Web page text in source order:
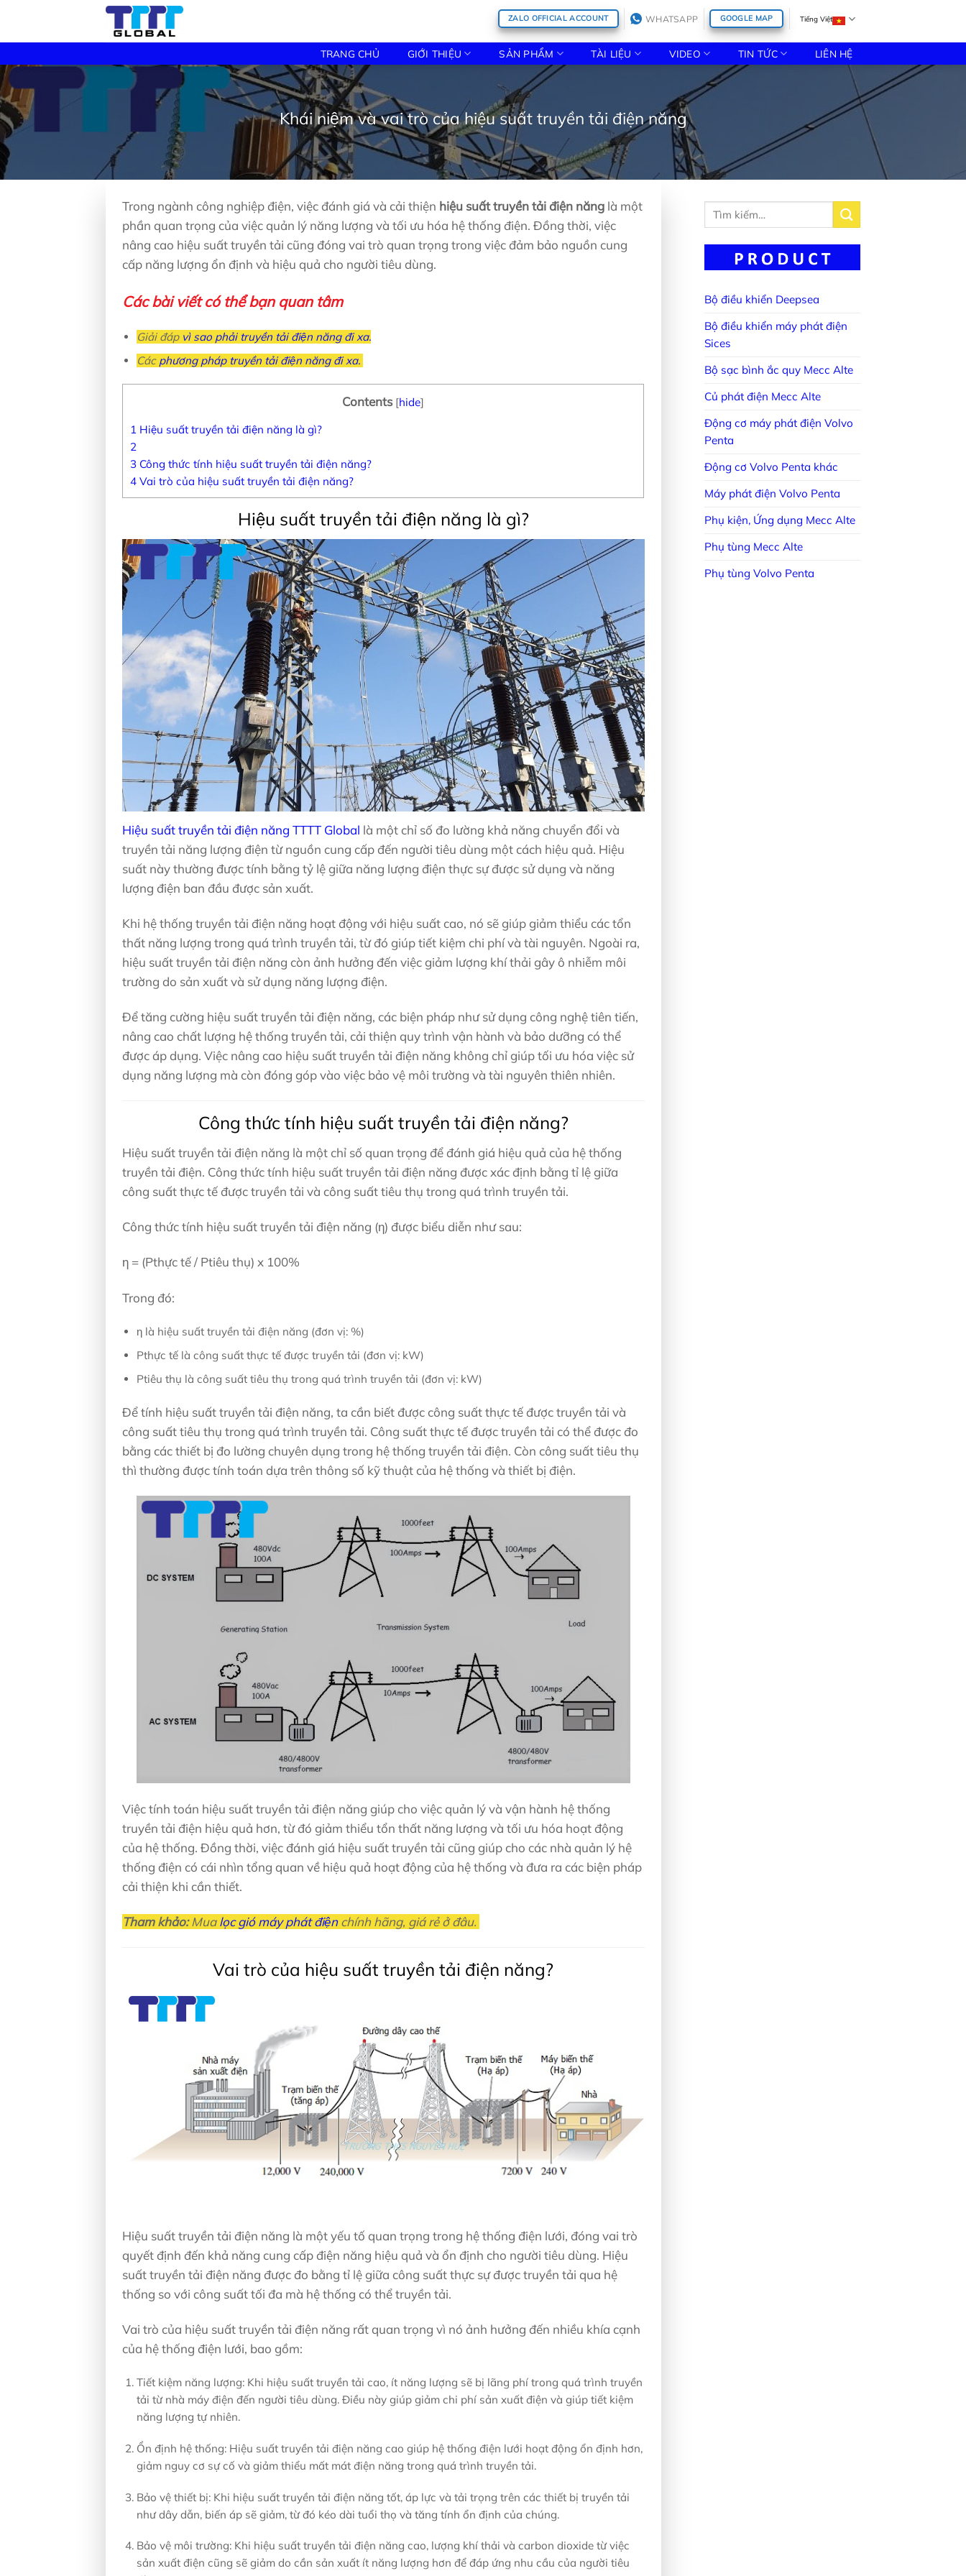
content
ZALO OFFICIAL ACCOUNT WHATSAPP GOOGLE MAP Tiếng Việt
TRANG CHỦ GIỚI THIỆU SẢN PHẨM TÀI LIỆU VIDEO TIN TỨC LIÊN HỆ
Khái niệm và vai trò của hiệu suất truyền tải điện năng
Trong ngành công nghiệp điện, việc đánh giá và cải thiện hiệu suất truyền tải điện nănglà một
phần quan trọng của việc quản lý năng lượng và tối ưu hóa hệ thống điện. Đồng thời, việc
nâng cao hiệu suất truyền tải cũng đóng vai trò quan trọng trong việc đảm bảo nguồn cung
cấp năng lượng ổn định và hiệu quả cho người tiêu dùng.
Các bài viết có thể bạn quan tâm
Giải đápvì sao phải truyền tải điện năng đi xa.
Cácphương pháp truyền tải điện năng đi xa.
Contents [hide]
1 Hiệu suất truyền tải điện năng là gì?
2
3 Công thức tính hiệu suất truyền tải điện năng?
4Vai trò của hiệu suất truyền tải điện năng?
Hiệu suất truyền tải điện năng là gì?
Hiệu suất truyền tải điện năng TTTT Global là một chỉ số đo lường khả năng chuyển đổi và
truyền tải năng lượng điện từ nguồn cung cấp đến người tiêu dùng một cách hiệu quả. Hiệu
suất này thường được tính bằng tỷ lệ giữa năng lượng điện thực sự được sử dụng và năng
lượng điện ban đầu được sản xuất.
Khi hệ thống truyền tải điện năng hoạt động với hiệu suất cao, nó sẽ giúp giảm thiểu các tổn
thất năng lượng trong quá trình truyền tải, từ đó giúp tiết kiệm chi phí và tài nguyên. Ngoài ra,
hiệu suất truyền tải điện năng còn ảnh hưởng đến việc giảm lượng khí thải gây ô nhiễm môi
trường do sản xuất và sử dụng năng lượng điện.
Để tăng cường hiệu suất truyền tải điện năng, các biện pháp như sử dụng công nghệ tiên tiến,
nâng cao chất lượng hệ thống truyền tải, cải thiện quy trình vận hành và bảo dưỡng có thể
được áp dụng. Việc nâng cao hiệu suất truyền tải điện năng không chỉ giúp tối ưu hóa việc sử
dụng năng lượng mà còn đóng góp vào việc bảo vệ môi trường và tài nguyên thiên nhiên.
Công thức tính hiệu suất truyền tải điện năng?
Hiệu suất truyền tải điện năng là một chỉ số quan trọng để đánh giá hiệu quả của hệ thống
truyền tải điện. Công thức tính hiệu suất truyền tải điện năng được xác định bằng tỉ lệ giữa
công suất thực tế được truyền tải và công suất tiêu thụ trong quá trình truyền tải.
Công thức tính hiệu suất truyền tải điện năng (η) được biểu diễn như sau:
η = (Pthực tế / Ptiêu thụ) x 100%
Trong đó:
η là hiệu suất truyền tải điện năng (đơn vị: %)
Pthực tế là công suất thực tế được truyền tải (đơn vị: kW)
Ptiêu thụ là công suất tiêu thụ trong quá trình truyền tải (đơn vị: kW)
Để tính hiệu suất truyền tải điện năng, ta cần biết được công suất thực tế được truyền tải và
công suất tiêu thụ trong quá trình truyền tải. Công suất thực tế được truyền tải có thể được đo
bằng các thiết bị đo lường chuyên dụng trong hệ thống truyền tải điện. Còn công suất tiêu thụ
thì thường được tính toán dựa trên thông số kỹ thuật của hệ thống và thiết bị điện.
Việc tính toán hiệu suất truyền tải điện năng giúp cho việc quản lý và vận hành hệ thống
truyền tải điện hiệu quả hơn, từ đó giảm thiểu tổn thất năng lượng và tối ưu hóa hoạt động
của hệ thống. Đồng thời, việc đánh giá hiệu suất truyền tải cũng giúp cho các nhà quản lý hệ
thống điện có cái nhìn tổng quan về hiệu quả hoạt động của hệ thống và đưa ra các biện pháp
cải thiện khi cần thiết.
Tham khảo:Mualọc gió máy phát điệnchính hãng, giá rẻ ở đâu.
Vai trò của hiệu suất truyền tải điện năng?
Hiệu suất truyền tải điện năng là một yếu tố quan trọng trong hệ thống điện lưới, đóng vai trò
quyết định đến khả năng cung cấp điện năng hiệu quả và ổn định cho người tiêu dùng. Hiệu
suất truyền tải điện năng được đo bằng tỉ lệ giữa công suất thực sự được truyền tải qua hệ
thống so với công suất tối đa mà hệ thống có thể truyền tải.
Vai trò của hiệu suất truyền tải điện năng rất quan trọng vì nó ảnh hưởng đến nhiều khía cạnh
của hệ thống điện lưới, bao gồm:
Tiết kiệm năng lượng: Khi hiệu suất truyền tải cao, ít năng lượng sẽ bị lãng phí trong quá trình truyền
tải từ nhà máy điện đến người tiêu dùng. Điều này giúp giảm chi phí sản xuất điện và giúp tiết kiệm
năng lượng tự nhiên.
Ổn định hệ thống: Hiệu suất truyền tải điện năng cao giúp hệ thống điện lưới hoạt động ổn định hơn,
giảm nguy cơ sự cố và giảm thiểu mất mát điện năng trong quá trình truyền tải.
Bảo vệ thiết bị: Khi hiệu suất truyền tải điện năng tốt, áp lực và tải trọng trên các thiết bị truyền tải
như dây dẫn, biến áp sẽ giảm, từ đó kéo dài tuổi thọ và tăng tính ổn định của chúng.
Bảo vệ môi trường: Khi hiệu suất truyền tải điện năng cao, lượng khí thải và carbon dioxide từ việc
sản xuất điện cũng sẽ giảm do cần sản xuất ít năng lượng hơn để đáp ứng nhu cầu của người tiêu
Tìm
Bộ điều khiển Deepsea
Bộ điều khiển máy phát điện
Sices
Bộ sạc bình ắc quy Mecc Alte
Củ phát điện Mecc Alte
Động cơ máy phát điện Volvo
Penta
Động cơ Volvo Penta khác
Máy phát điện Volvo Penta
Phụ kiện, Ứng dụng Mecc Alte
Phụ tùng Mecc Alte
Phụ tùng Volvo Penta